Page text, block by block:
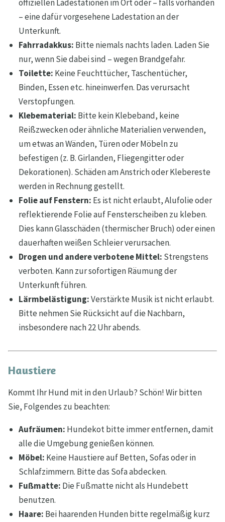
offiziellen Ladestationen im Ort oder – falls vorhanden
– eine dafür vorgesehene Ladestation an der
Unterkunft.
Fahrradakkus: Bitte niemals nachts laden. Laden Sie
nur, wenn Sie dabei sind – wegen Brandgefahr.
Toilette: Keine Feuchttücher, Taschentücher,
Binden, Essen etc. hineinwerfen. Das verursacht
Verstopfungen.
Klebematerial: Bitte kein Klebeband, keine
Reißzwecken oder ähnliche Materialien verwenden,
um etwas an Wänden, Türen oder Möbeln zu
befestigen (z. B. Girlanden, Fliegengitter oder
Dekorationen). Schäden am Anstrich oder Klebereste
werden in Rechnung gestellt.
Folie auf Fenstern: Es ist nicht erlaubt, Alufolie oder
reflektierende Folie auf Fensterscheiben zu kleben.
Dies kann Glasschäden (thermischer Bruch) oder einen
dauerhaften weißen Schleier verursachen.
Drogen und andere verbotene Mittel: Strengstens
verboten. Kann zur sofortigen Räumung der
Unterkunft führen.
Lärmbelästigung:Verstärkte Musik ist nicht erlaubt.
Bitte nehmen Sie Rücksicht auf die Nachbarn,
insbesondere nach 22 Uhr abends.
Haustiere
Kommt Ihr Hund mit in den Urlaub? Schön! Wir bitten
Sie, Folgendes zu beachten:
Aufräumen: Hundekot bitte immer entfernen, damit
alle die Umgebung genießen können.
Möbel: Keine Haustiere auf Betten, Sofas oder in
Schlafzimmern. Bitte das Sofa abdecken.
Fußmatte: Die Fußmatte nicht als Hundebett
benutzen.
Haare: Bei haarenden Hunden bitte regelmäßig kurz